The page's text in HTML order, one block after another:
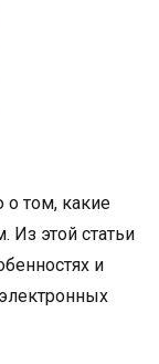
о том, какие
Из этой статьи
и